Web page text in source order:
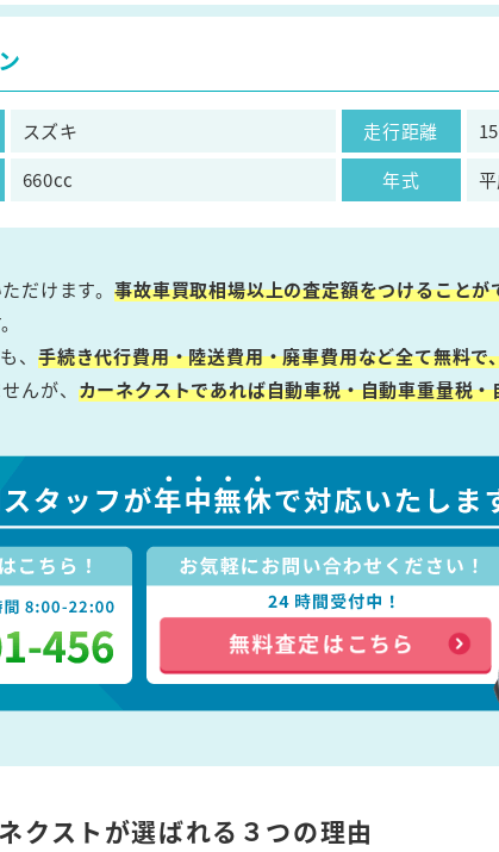
スズキ 走行距離
660cc 年式
だけます。事故車買取相場以上の査定額をつけること
、 手続き代行費用・陸送費用・廃車費用など全て無料で
んが、 カーネクストであれば自動車税・自動車重量税
クストが選ばれる３つの理由